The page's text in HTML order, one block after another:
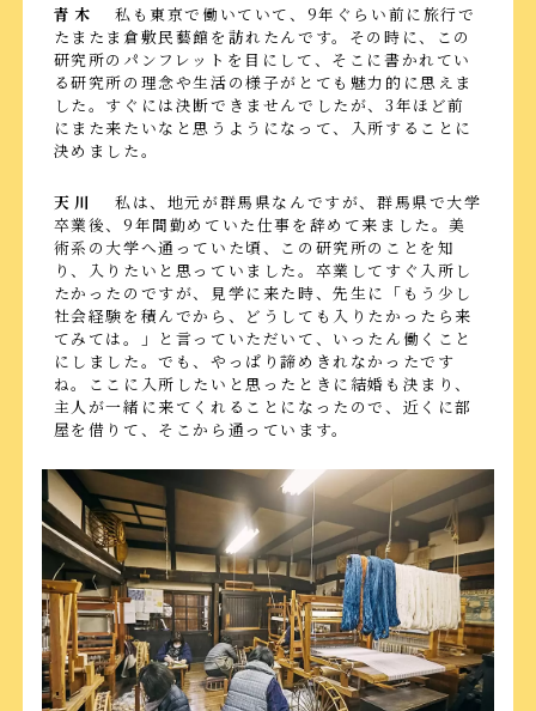
青木
私も東京で働いていて、9年ぐらい前に旅行で
たまたま倉敷民藝館を訪れたんです。その時に、この
研究所のパンフレットを目にして、そこに書かれてい
る研究所の理念や生活の様子がとても魅力的に思えま
した。すぐには決断できませんでしたが、3年ほど前
にまた来たいなと思うようになって、入所することに
決めました。
天川
私は、地元が群馬県なんですが、群馬県で大学
卒業後、9年間勤めていた仕事を辞めて来ました。美
術系の大学へ通っていた頃、この研究所のことを知
り、入りたいと思っていました。卒業してすぐ入所し
たかったのですが、見学に来た時、先生に「もう少し
社会経験を積んでから、どうしても入りたかったら来
てみては。」と言っていただいて、いったん働くこと
にしました。でも、やっぱり諦めきれなかったです
ね。ここに入所したいと思ったときに結婚も決まり、
主人が一緒に来てくれることになったので、近くに部
屋を借りて、そこから通っています。